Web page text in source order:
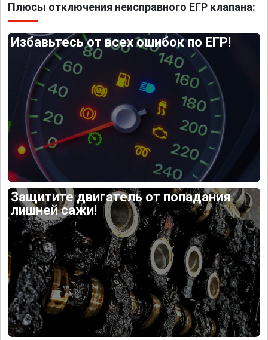
Плюсы отключения неисправного ЕГР клапана:
Избавьтесь от всех ошибок по ЕГР!
Защитите двигатель от попадания
лишней сажи!